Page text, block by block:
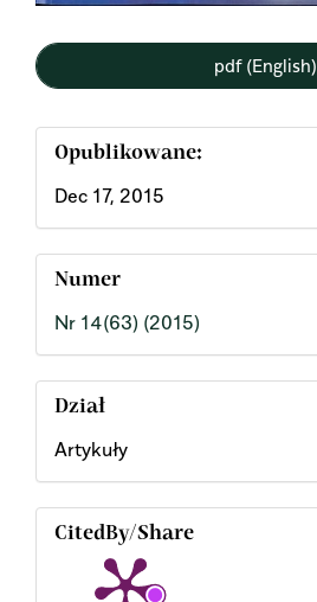
pdf (English)
Opublikowane:
Dec 17, 2015
Numer
Nr 14(63) (2015)
Dział
Artykuły
CitedBy/Share